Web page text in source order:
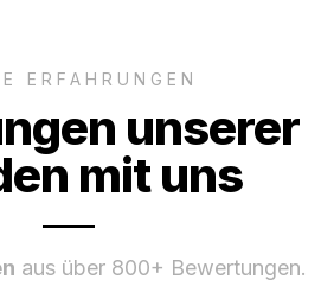
ERFAHRUNGEN
unserer
mit uns
aus über 800+ Bewertungen.